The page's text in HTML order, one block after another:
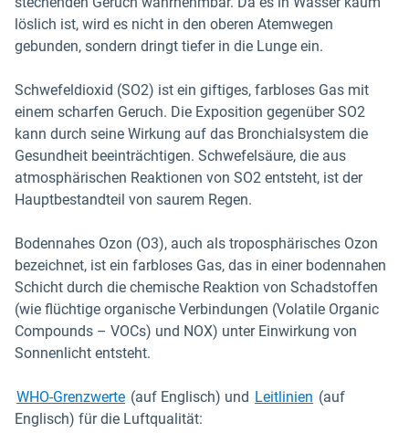
löslich ist, wird es nicht in den oberen Atemwegen
gebunden, sondern dringt tiefer in die Lunge ein.
Schwefeldioxid (SO2) ist ein giftiges, farbloses Gas mit
einem scharfen Geruch. Die Exposition gegenüber SO2
kann durch seine Wirkung auf das Bronchialsystem die
Gesundheit beeinträchtigen. Schwefelsäure, die aus
atmosphärischen Reaktionen von SO2 entsteht, ist der
Hauptbestandteil von saurem Regen.
Bodennahes Ozon (O3), auch als troposphärisches Ozon
bezeichnet, ist ein farbloses Gas, das in einer bodennahen
Schicht durch die chemische Reaktion von Schadstoffen
(wie flüchtige organische Verbindungen (Volatile Organic
Compounds – VOCs) und NOX) unter Einwirkung von
Sonnenlicht entsteht.
WHO-GrenzwerteIn neuem Fenster öffnen
(auf Englisch) und Leitlinien In neuem
(auf
Englisch) für die Luftqualität: